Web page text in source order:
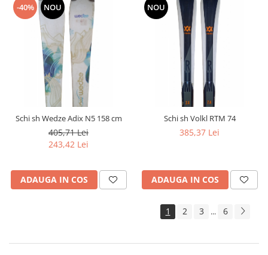
-40% NOU
Schi sh Wedze Adix N5 158 cm
405,71 Lei
243,42 Lei
ADAUGA IN COS
NOU
Schi sh Volkl RTM 74
385,37 Lei
ADAUGA IN COS
1 2 3 ... 6